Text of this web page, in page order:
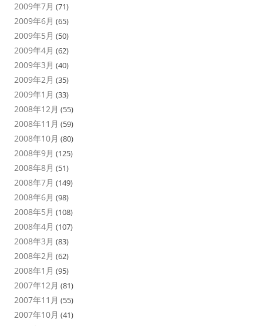
2009年7月 (71)
2009年6月 (65)
2009年5月 (50)
2009年4月 (62)
2009年3月 (40)
2009年2月 (35)
2009年1月 (33)
2008年12月 (55)
2008年11月 (59)
2008年10月 (80)
2008年9月 (125)
2008年8月 (51)
2008年7月 (149)
2008年6月 (98)
2008年5月 (108)
2008年4月 (107)
2008年3月 (83)
2008年2月 (62)
2008年1月 (95)
2007年12月 (81)
2007年11月 (55)
2007年10月 (41)